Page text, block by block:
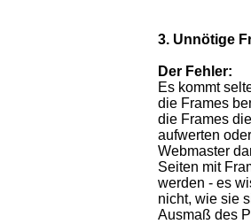
3. Unnötige
Der Fehler:
Es kommt
die Frames
die Frames
aufwerten
Webmaster
Seiten mit
werden - es
nicht, wie sie
Ausmaß des